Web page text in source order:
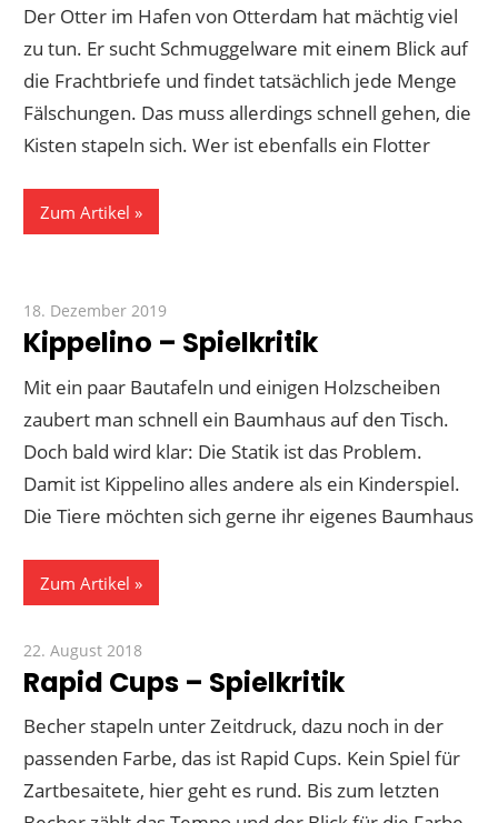
Der Otter im Hafen von Otterdam hat mächtig viel
zu tun. Er sucht Schmuggelware mit einem Blick auf
die Frachtbriefe und findet tatsächlich jede Menge
Fälschungen. Das muss allerdings schnell gehen, die
Kisten stapeln sich. Wer ist ebenfalls ein Flotter
Zum Artikel
18. Dezember 2019
Kippelino – Spielkritik
Mit ein paar Bautafeln und einigen Holzscheiben
zaubert man schnell ein Baumhaus auf den Tisch.
Doch bald wird klar: Die Statik ist das Problem.
Damit ist Kippelino alles andere als ein Kinderspiel.
Die Tiere möchten sich gerne ihr eigenes Baumhaus
Zum Artikel
22. August 2018
Rapid Cups – Spielkritik
Becher stapeln unter Zeitdruck, dazu noch in der
passenden Farbe, das ist Rapid Cups. Kein Spiel für
Zartbesaitete, hier geht es rund. Bis zum letzten